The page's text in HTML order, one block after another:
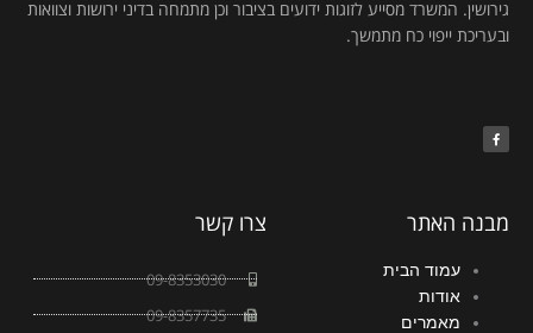
גירושין. המשרד מסייע לזוגות ידועים בציבור וכן מתמחה בדיני ירושות וצוואות
ובעריכת ייפוי כח מתמשך.
c
e
b
מבנה האתר
עמוד הבית
אודות
מאמרים
צרו קשר
09-8353030
09-8357735